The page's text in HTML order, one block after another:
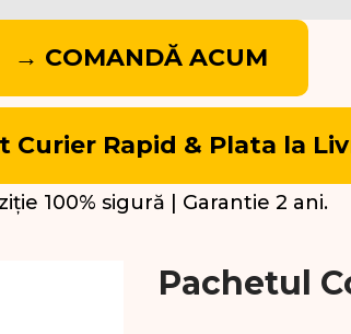
→ COMANDĂ ACUM
Curier Rapid & Plata la
100% sigură | Garantie 2 ani.
Pachetul